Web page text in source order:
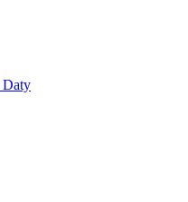
Daty